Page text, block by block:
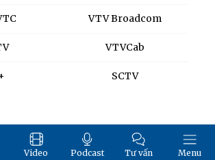
Video Podcast Tư vấn Menu
VTV Broadcom
VTVCab
SCTV